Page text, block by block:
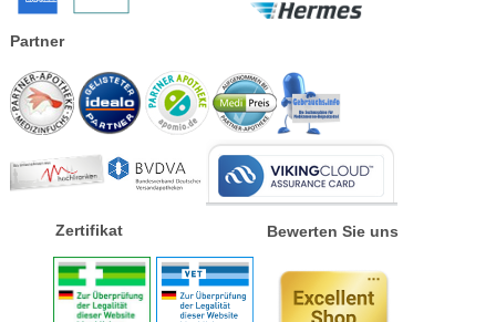
Partner
Zertifikat Bewerten Sie uns